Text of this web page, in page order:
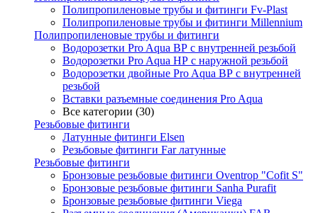
Полипропиленовые трубы и фитинги Fv-Plast
Полипропиленовые трубы и фитинги Millennium
Полипропиленовые трубы и фитинги
Водорозетки Pro Aqua ВР с внутренней резьбой
Водорозетки Pro Aqua НР с наружной резьбой
Водорозетки двойные Pro Aqua ВР с внутренней
резьбой
Вставки разъемные соединения Pro Aqua
Все категории (30)
Резьбовые фитинги
Латунные фитинги Elsen
Резьбовые фитинги Far латунные
Резьбовые фитинги
Бронзовые резьбовые фитинги Oventrop "Cofit S"
Бронзовые резьбовые фитинги Sanha Purafit
Бронзовые резьбовые фитинги Viega